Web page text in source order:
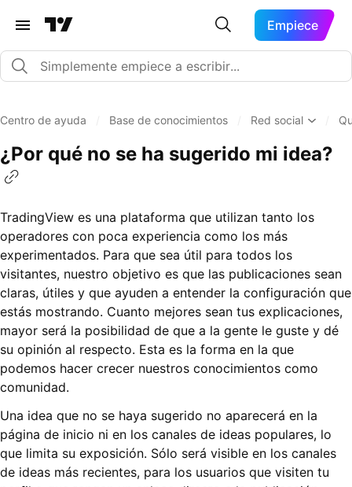
Empiece
Centro de ayuda Base de conocimientos Red social
¿Por qué no se ha sugerido mi idea?
TradingView es una plataforma que utilizan tanto los
operadores con poca experiencia como los más
experimentados. Para que sea útil para todos los
visitantes, nuestro objetivo es que las publicaciones sean
claras, útiles y que ayuden a entender la configuración que
estás mostrando. Cuanto mejores sean tus explicaciones,
mayor será la posibilidad de que a la gente le guste y dé
su opinión al respecto. Esta es la forma en la que
podemos hacer crecer nuestros conocimientos como
comunidad.
Una idea que no se haya sugerido no aparecerá en la
página de inicio ni en los canales de ideas populares, lo
que limita su exposición. Sólo será visible en los canales
de ideas más recientes, para los usuarios que visiten tu